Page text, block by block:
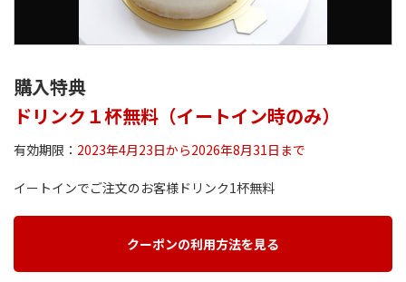
購入特典
ドリンク１杯無料（イートイン時のみ）
有効期限： 2023年4月23日から2026年8月31日まで
イートインでご注文のお客様ドリンク1杯無料
クーポンの利用方法を見る